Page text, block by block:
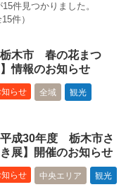
件見つかりました。
件）
栃木市 春の花まつ
情報のお知らせ
知らせ 全域 観光
平成30年度 栃木市さ
展】開催のお知らせ
知らせ 中央エリア 観光